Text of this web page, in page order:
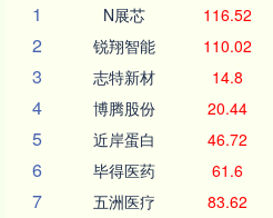
1
N展芯 116.52
2 锐翔智能 110.02
3 志特新材 14.8
4 博腾股份 20.44
5 近岸蛋白 46.72
6 毕得医药 61.6
7 五洲医疗 83.62